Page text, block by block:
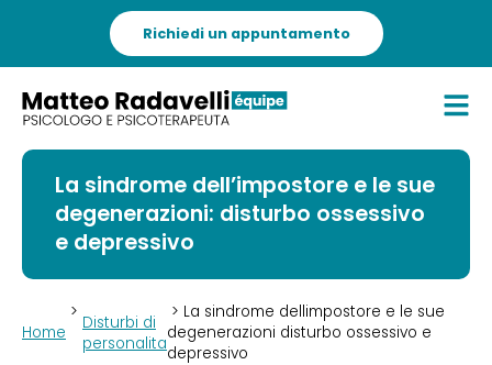
Richiedi un appuntamento
La sindrome dell’impostore e le sue
degenerazioni: disturbo ossessivo
e depressivo
Home
> Disturbi di
personalita
> La sindrome dellimpostore e le sue
degenerazioni disturbo ossessivo e
depressivo